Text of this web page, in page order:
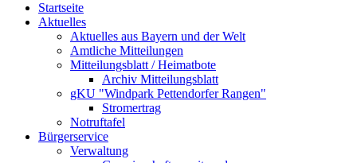
Startseite
Aktuelles
Aktuelles aus Bayern und der Welt
Amtliche Mitteilungen
Mitteilungsblatt / Heimatbote
Archiv Mitteilungsblatt
gKU "Windpark Pettendorfer Rangen"
Stromertrag
Notruftafel
Bürgerservice
Verwaltung